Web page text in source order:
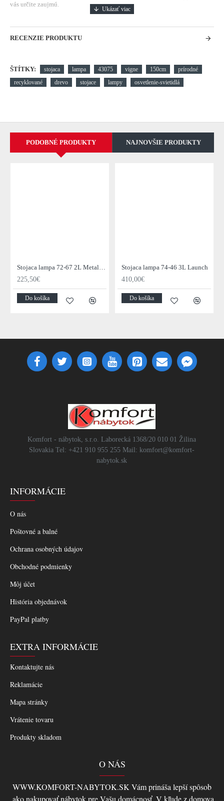
vás určite zaujmú.
RECENZIE PRODUKTU
ŠTÍTKY: stojaca lampa 43075 vigne 150cm
prírodné
recyklované
drevo stojace lampy osvetlenie-svietidlá
PODOBNÉ PRODUKTY NAJNOVŠIE PRODUKTY
Stojaca lampa 72-67 2L Metal Blinds
225,50€
Do košíka
Stojaca lampa 74-46 3L Launch
410,00€
Do košíka
Komfort - nábytok, s.r.o. Laborecká 1368/20 010 01 Žilina
Slovakia Tel: +421 910 955 255 Mail: komfort@komfort-
nabytok.sk
INFORMÁCIE
O nás
Poštovné a balné
Ochrana osobných údajov
Obchodné podmienky
Môj účet
História objednávok
PayPal platby
EXTRA INFORMÁCIE
Kontaktujte nás
Reklamácie
Mapa stránky
Vrátenie tovaru
Produkty skladom
O NÁS
WWW.KOMFORT-NABYTOK.SK Vám prináša lepší spôsob
,ako nakupovať nábytok pre Vašu domácnosť. V kľude z domova